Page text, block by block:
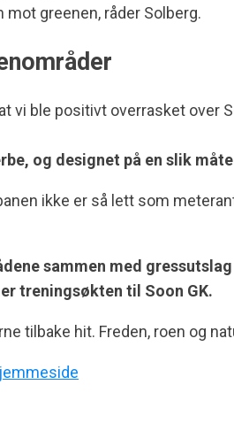
mot greenen, råder Solberg.
vi ble positivt overrasket over
og designet på en slik
ikke er så lett som
sammen med
treningsøkten til Soon GK.
tilbake hit. Freden, roen og